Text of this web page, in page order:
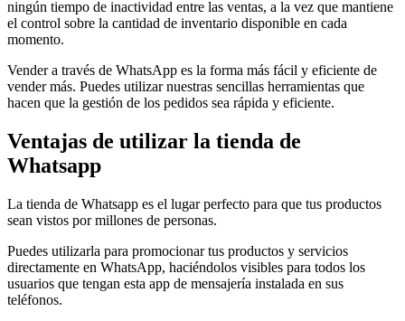
ningún tiempo de inactividad entre las ventas, a la vez que mantiene
el control sobre la cantidad de inventario disponible en cada
momento.
Vender a través de WhatsApp es la forma más fácil y eficiente de
vender más. Puedes utilizar nuestras sencillas herramientas que
hacen que la gestión de los pedidos sea rápida y eficiente.
Ventajas de utilizar la tienda de
Whatsapp
La tienda de Whatsapp es el lugar perfecto para que tus productos
sean vistos por millones de personas.
Puedes utilizarla para promocionar tus productos y servicios
directamente en WhatsApp, haciéndolos visibles para todos los
usuarios que tengan esta app de mensajería instalada en sus
teléfonos.